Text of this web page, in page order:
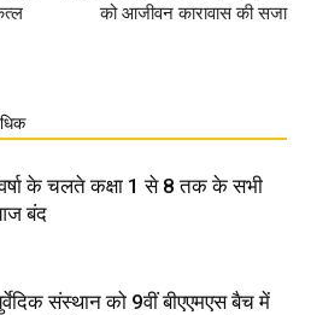
को आजीवन कारावास की सजा
के चलते कक्षा 1 से 8 तक के सभी
बंद
संस्थान को 9वीं बीएएमएस बैच में